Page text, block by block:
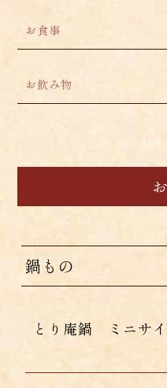
お食事
お飲み物
鍋もの
とり庵鍋 ミニサ